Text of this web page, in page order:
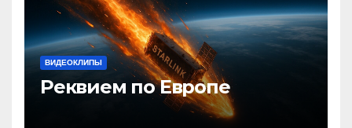
ВИДЕОКЛИПЫ
Реквием по Европе